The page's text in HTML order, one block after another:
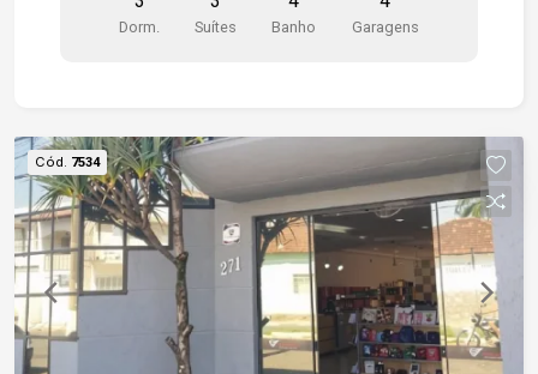
piscina; - 03 Suítes , 01 lavabo; - Aquecimento
solar; - Garagem para 4 carros, sendo 2 cobertos;
automatizadas; - Piscina. Resumo: Alphaville
Nova Esplanada 1: Casa de 285m² em terreno de
460m² com fundo para mata preservada,
garantindo total privacidade. Possui 3 suítes,
área social mobiliada, cozinha planejada,
esquadrias automatizadas e aquecimento solar.
Lazer completo com piscina e deck de madeira,
além de garagem para 4 carros. Valor: R$
Dorm. Suítes Banho Garagens
Cód. 7534